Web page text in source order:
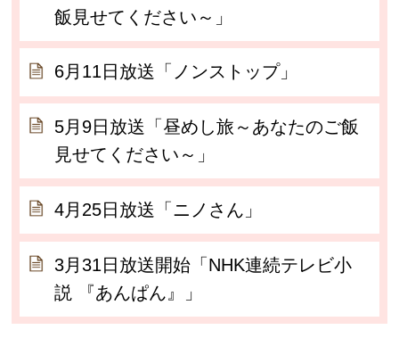
飯見せてください～」
6月11日放送「ノンストップ」
5月9日放送「昼めし旅～あなたのご飯
見せてください～」
4月25日放送「ニノさん」
3月31日放送開始「NHK連続テレビ小
説 『あんぱん』」